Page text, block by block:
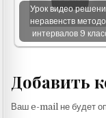
Урок видео
неравенств
интервалов 9
Добавить
Ваш e-mail не будет